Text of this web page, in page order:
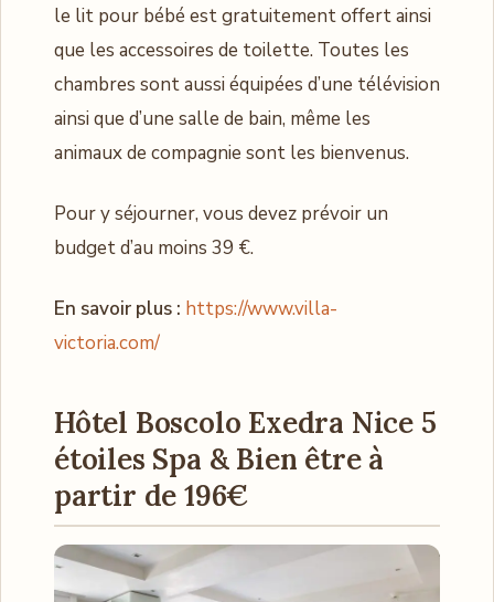
le lit pour bébé est gratuitement offert ainsi
que les accessoires de toilette. Toutes les
chambres sont aussi équipées d’une télévision
ainsi que d’une salle de bain, même les
animaux de compagnie sont les bienvenus.
Pour y séjourner, vous devez prévoir un
budget d’au moins 39 €.
En savoir plus : https://www.villa-
victoria.com/
Hôtel Boscolo Exedra Nice 5
étoiles Spa & Bien être à
partir de 196€